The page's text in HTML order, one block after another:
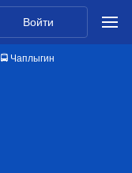
Войти
🚍 Чаплыгин